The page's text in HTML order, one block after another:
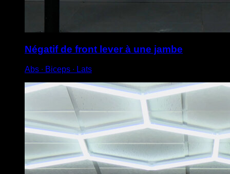
Négatif de front lever à une jambe
Abs ∙ Biceps ∙ Lats